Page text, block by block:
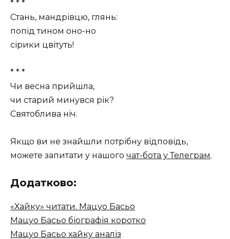
* * *
Стань, мандрівцю, глянь:
попід тином оно-но
сірики цвітуть!
* * *
Чи весна прийшла,
чи старий минувся рік?
Святоблива ніч.
Якщо ви не знайшли потрібну відповідь,
можете запитати у нашого чат-бота у Телеграм.
Додатково:
«Хайку» читати. Мацуо Басьо
Мацуо Басьо біографія коротко
Мацуо Басьо хайку аналіз